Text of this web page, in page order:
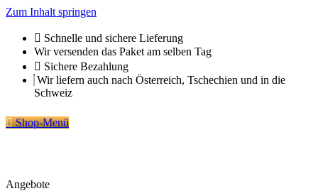
Zum Inhalt springen
Schnelle und sichere Lieferung
Wir versenden das Paket am selben Tag
Sichere Bezahlung
Wir liefern auch nach Österreich, Tschechien und in die
Schweiz
Shop-Menü
Angebote